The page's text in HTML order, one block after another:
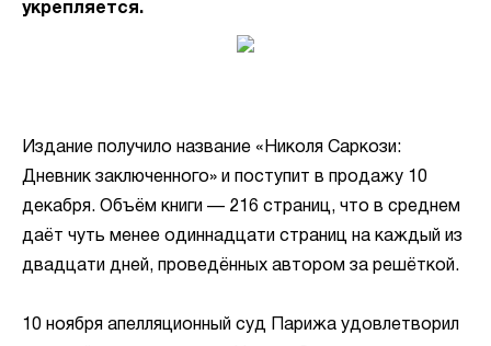
укрепляется.
Издание получило название «Николя Саркози:
Дневник заключенного» и поступит в продажу 10
декабря. Объём книги — 216 страниц, что в среднем
даёт чуть менее одиннадцати страниц на каждый из
двадцати дней, проведённых автором за решёткой.
10 ноября апелляционный суд Парижа удовлетворил